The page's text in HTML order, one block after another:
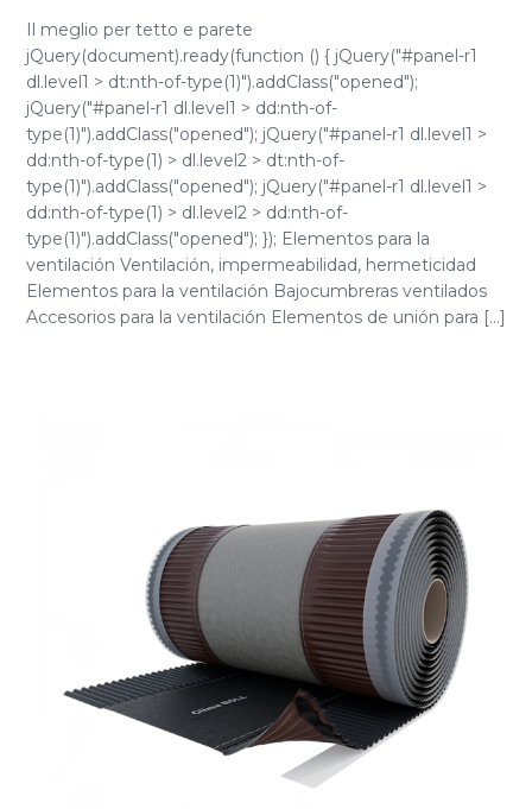
Il meglio per tetto e parete
jQuery(document).ready(function () { jQuery("#panel-r1
dl.level1 > dt:nth-of-type(1)").addClass("opened");
jQuery("#panel-r1 dl.level1 > dd:nth-of-
type(1)").addClass("opened"); jQuery("#panel-r1 dl.level1 >
dd:nth-of-type(1) > dl.level2 > dt:nth-of-
type(1)").addClass("opened"); jQuery("#panel-r1 dl.level1 >
dd:nth-of-type(1) > dl.level2 > dd:nth-of-
type(1)").addClass("opened"); }); Elementos para la
ventilación Ventilación, impermeabilidad, hermeticidad
Elementos para la ventilación Bajocumbreras ventilados
Accesorios para la ventilación Elementos de unión para [...]